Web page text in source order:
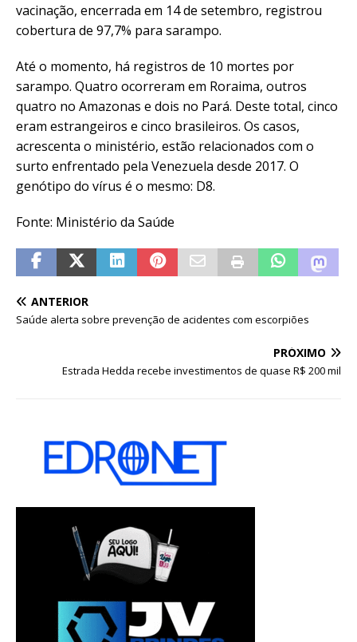
vacinação, encerrada em 14 de setembro, registrou
cobertura de 97,7% para sarampo.
Até o momento, há registros de 10 mortes por
sarampo. Quatro ocorreram em Roraima, outros
quatro no Amazonas e dois no Pará. Deste total, cinco
eram estrangeiros e cinco brasileiros. Os casos,
acrescenta o ministério, estão relacionados com o
surto enfrentado pela Venezuela desde 2017. O
genótipo do vírus é o mesmo: D8.
Fonte: Ministério da Saúde
ANTERIOR
Saúde alerta sobre prevenção de acidentes com escorpiões
PRÓXIMO
Estrada Hedda recebe investimentos de quase R$ 200 mil